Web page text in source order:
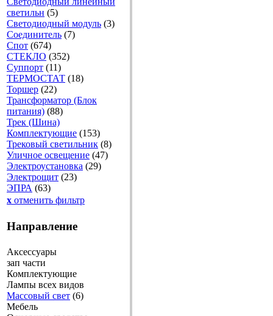
светильн (5)
Светодиодный модуль (3)
Соединитель (7)
Спот (674)
СТЕКЛО (352)
Суппорт (11)
ТЕРМОСТАТ (18)
Торшер (22)
Трансформатор (Блок
питания) (88)
Трек (Шина)
Комплектующие (153)
Трековый светильник (8)
Уличное освещение (47)
Электроустановка (29)
Электрощит (23)
ЭПРА (63)
x отменить фильтр
Направление
Аксессуары
зап части
Комплектующие
Лампы всех видов
Массовый свет (6)
Мебель